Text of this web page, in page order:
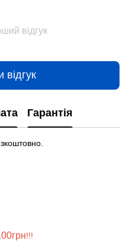
відгук
відгук
Гарантія
!!!